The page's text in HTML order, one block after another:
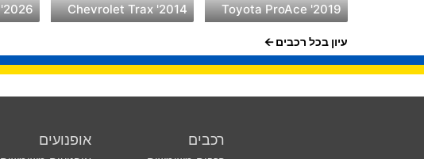
2019' Toyota ProAce
2014' Chevrolet Trax
עיון בכל רכבים
רכבים אופנועים